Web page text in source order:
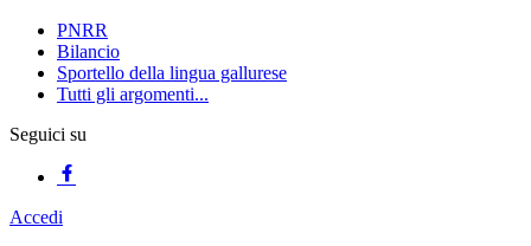
PNRR
Bilancio
Sportello della lingua gallurese
Tutti gli argomenti...
Seguici su
Accedi